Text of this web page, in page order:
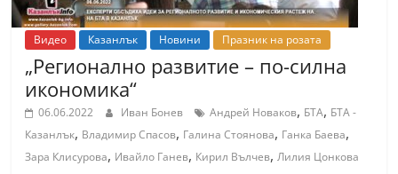
a
k
-
b
g
.
i
Видео Казанлък Новини Празник на розата
„Регионално развитие – по-силна
икономика“
06.06.2022 Иван Бонев Андрей Новаков, БТА, БТА -
Казанлък, Владимир Спасов, Галина Стоянова, Ганка Баева,
Зара Клисурова, Ивайло Ганев, Кирил Вълчев,Лилия Цонкова